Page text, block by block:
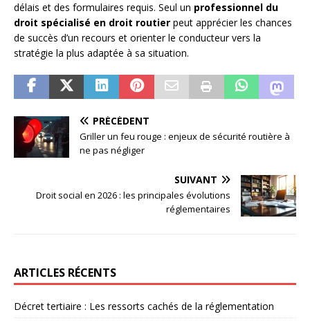
délais et des formulaires requis. Seul un professionnel du
droit spécialisé en droit routier peut apprécier les chances
de succès d’un recours et orienter le conducteur vers la
stratégie la plus adaptée à sa situation.
PRÉCÉDENT
Griller un feu rouge : enjeux de sécurité routière à
ne pas négliger
SUIVANT
Droit social en 2026 : les principales évolutions
réglementaires
ARTICLES RÉCENTS
Décret tertiaire : Les ressorts cachés de la réglementation